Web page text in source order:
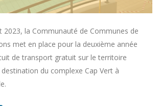
la Communauté de Communes de
met en place pour la deuxième année
de transport gratuit sur le territoire
du complexe Cap Vert à